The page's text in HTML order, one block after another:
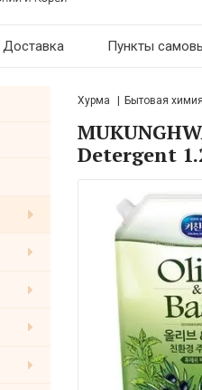
Доставка Пункты
Хурма Бытовая химия
Detergent